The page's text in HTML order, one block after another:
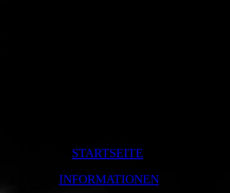
STARTSEITE
INFORMATIONEN